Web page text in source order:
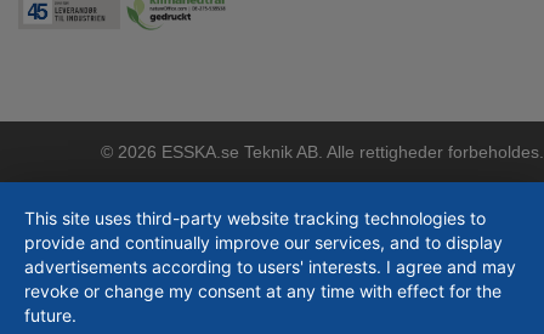
© 2026 ESSKA.se Teknik AB. Alle rettigheder forbeholdes.
This site uses third-party website tracking technologies to
provide and continually improve our services, and to display
advertisements according to users' interests. I agree and may
revoke or change my consent at any time with effect for the
future.